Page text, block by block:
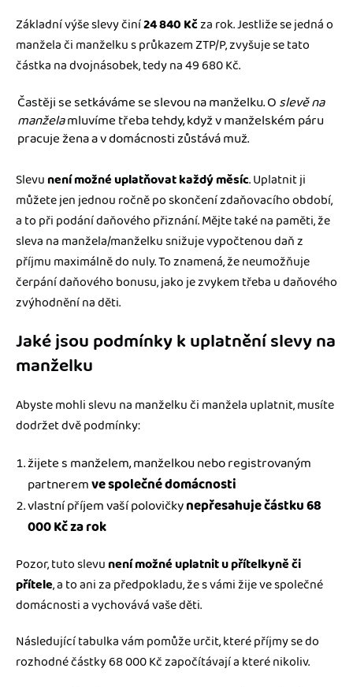
Základní výše slevy činí24 840 Kčza rok. Jestliže se jedná o
manžela či manželku s průkazem ZTP/P, zvyšuje se tato
částka na dvojnásobek, tedy na 49 680 Kč.
Častěji se setkáváme se slevou na manželku. Oslevě na
manželamluvíme třeba tehdy, když v manželském páru
pracuje žena a v domácnosti zůstává muž.
Slevunení možné uplatňovat každý měsíc. Uplatnit ji
můžete jen jednou ročně po skončení zdaňovacího období,
a to při podání daňového přiznání. Mějte také na paměti, že
sleva na manžela/manželku snižuje vypočtenou daň z
příjmu maximálně do nuly. To znamená, že neumožňuje
čerpání daňového bonusu, jako je zvykem třeba u daňového
zvýhodnění na děti.
Jaké jsou podmínky k uplatnění slevy na
manželku
Abyste mohli slevu na manželku či manžela uplatnit, musíte
dodržet dvě podmínky:
žijete s manželem, manželkou nebo registrovaným
partneremve společné domácnosti
vlastní příjem vaší polovičkynepřesahuje částku 68
000 Kč za rok
Pozor, tuto slevunení možné uplatnit u přítelkyně či
přítele, a to ani za předpokladu, že s vámi žije ve společné
domácnosti a vychovává vaše děti.
Následující tabulka vám pomůže určit, které příjmy se do
rozhodné částky 68 000 Kč započítávají a které nikoliv.